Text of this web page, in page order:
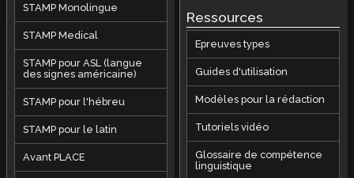
STAMP Monolingue
STAMP Medical
STAMP pour ASL (langue
des signes américaine)
STAMP pour l'hébreu
STAMP pour le latin
Avant PLACE
Ressources
Epreuves types
Guides d'utilisation
Modèles pour la rédaction
Tutoriels vidéo
Glossaire de compétence
linguistique